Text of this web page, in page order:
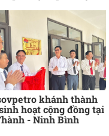
khánh thành
hoạt cộng đồng tại
- Ninh Bình